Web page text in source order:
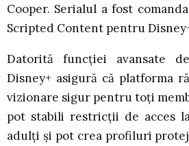
Cooper. Serialul a fost
Scripted Content pentru
Datorită funcției avansate
Disney+ asigură că platforma
vizionare sigur pentru toți
pot stabili restricții de acces
adulți și pot crea profiluri